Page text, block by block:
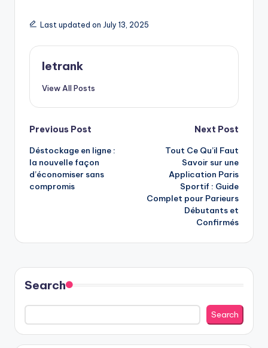
Last updated on July 13, 2025
letrank
View All Posts
Post
navigation
Previous Post
Déstockage en ligne :
la nouvelle façon
d’économiser sans
compromis
Next Post
Tout Ce Qu’il Faut
Savoir sur une
Application Paris
Sportif : Guide
Complet pour Parieurs
Débutants et
Confirmés
Search
Search